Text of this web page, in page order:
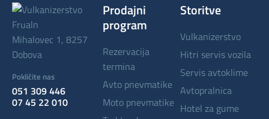
Mihalovec 1, 8257
Dobova
Pokličite nas
051 309 446
07 45 22 010
Prodajni
program
rezervacija
termina
avto pnevmatike
moto pnevmatike
Storitve
vulkanizerstvo
hitri servis vozila
servis avtoklime
avtopralnica
hotel za gume